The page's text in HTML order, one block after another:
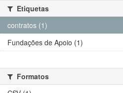
Etiquetas
contratos (1)
Fundações de Apoio (1)
Formatos